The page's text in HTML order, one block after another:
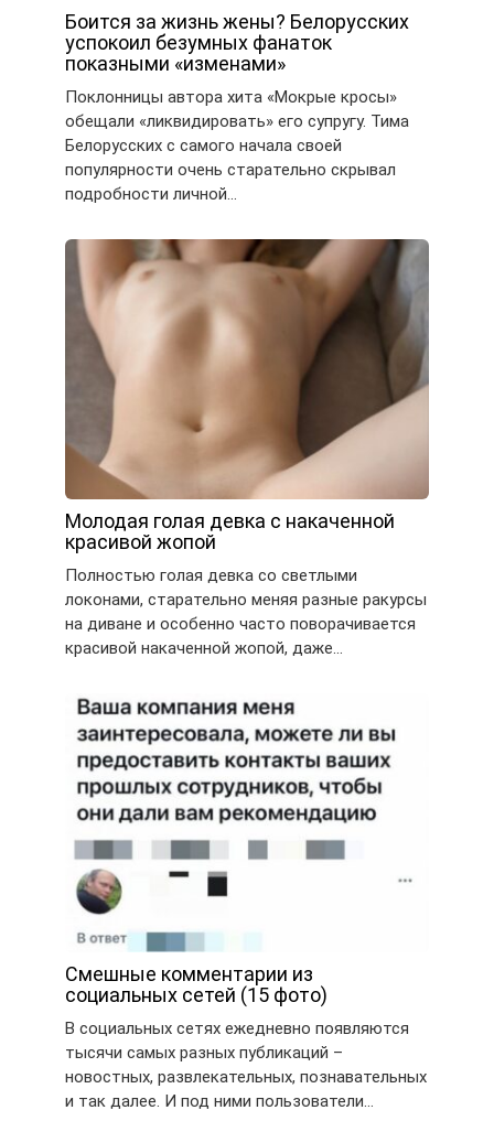
Боится за жизнь жены? Белорусских
успокоил безумных фанаток
показными «изменами»
Поклонницы автора хита «Мокрые кросы»
обещали «ликвидировать» его супругу. Тима
Белорусских с самого начала своей
популярности очень старательно скрывал
подробности личной…
Молодая голая девка с накаченной
красивой жопой
Полностью голая девка со светлыми
локонами, старательно меняя разные ракурсы
на диване и особенно часто поворачивается
красивой накаченной жопой, даже…
Смешные комментарии из
социальных сетей (15 фото)
В социальных сетях ежедневно появляются
тысячи самых разных публикаций –
новостных, развлекательных, познавательных
и так далее. И под ними пользователи…